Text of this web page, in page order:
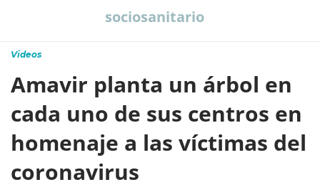
sociosanitario
Videos
Amavir planta un árbol en
cada uno de sus centros en
homenaje a las víctimas del
coronavirus